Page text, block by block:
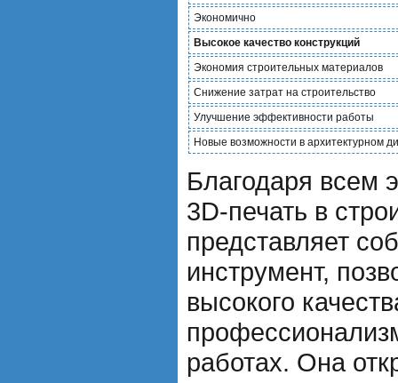
Экономично
Высокое качество конструкций
Экономия строительных материалов
Снижение затрат на строительство
Улучшение эффективности работы
Новые возможности в архитектурном
Благодаря всем
3D-печать в
представляет
инструмент,
высокого
работах. Она